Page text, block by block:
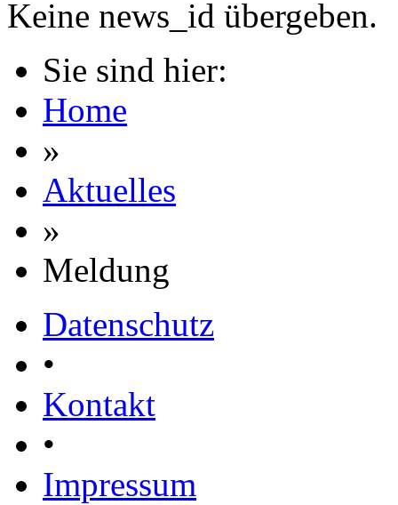
Keine news_id übergeben.
Sie sind hier:
Home
»
Aktuelles
»
Meldung
Datenschutz
•
Kontakt
•
Impressum